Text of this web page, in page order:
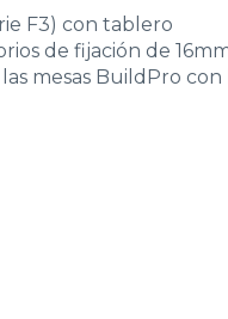
F3) con tablero
de fijación de
mesas BuildPro con